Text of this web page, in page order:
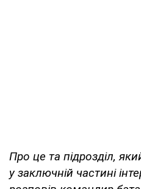
Про це та підрозділ,
у заключній частині